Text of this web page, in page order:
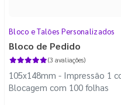
Bloco e Talões Personalizados
Bloco de Pedido
(3 avaliações)
105x148mm - Impressão 1
Blocagem com 100 folhas